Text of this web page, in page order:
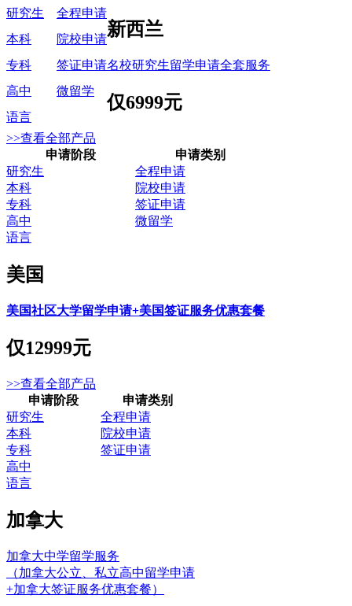
研究生
全程申请
新西兰
名校研究生留学申请全套服务
仅6999元
本科
院校申请
专科
签证申请
高中
微留学
语言
>>查看全部产品
申请阶段
申请类别
研究生
全程申请
本科
院校申请
专科
签证申请
高中
微留学
语言
美国
美国社区大学留学申请+美国签证服务优惠套餐
仅12999元
>>查看全部产品
申请阶段
申请类别
研究生
全程申请
本科
院校申请
专科
签证申请
高中
语言
加拿大
加拿大中学留学服务
（加拿大公立、私立高中留学申请
+加拿大签证服务优惠套餐）